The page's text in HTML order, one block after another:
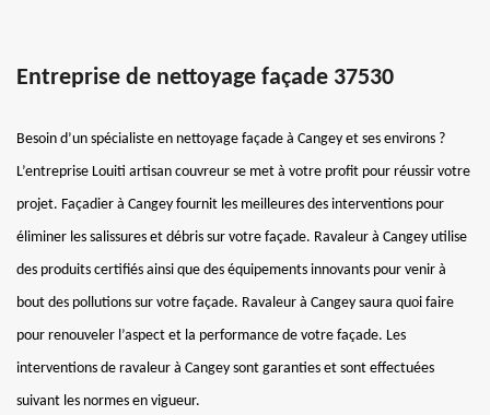
Entreprise de nettoyage façade 37530
Besoin d’un spécialiste en nettoyage façade à Cangey et ses environs ?
L’entreprise Louiti artisan couvreur se met à votre profit pour réussir votre
projet. Façadier à Cangey fournit les meilleures des interventions pour
éliminer les salissures et débris sur votre façade. Ravaleur à Cangey utilise
des produits certifiés ainsi que des équipements innovants pour venir à
bout des pollutions sur votre façade. Ravaleur à Cangey saura quoi faire
pour renouveler l’aspect et la performance de votre façade. Les
interventions de ravaleur à Cangey sont garanties et sont effectuées
suivant les normes en vigueur.